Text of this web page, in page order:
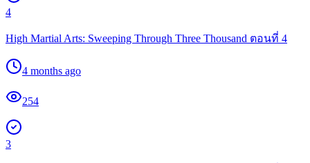
4
High Martial Arts: Sweeping Through Three Thousand ตอนที่ 4
4 months ago
254
3